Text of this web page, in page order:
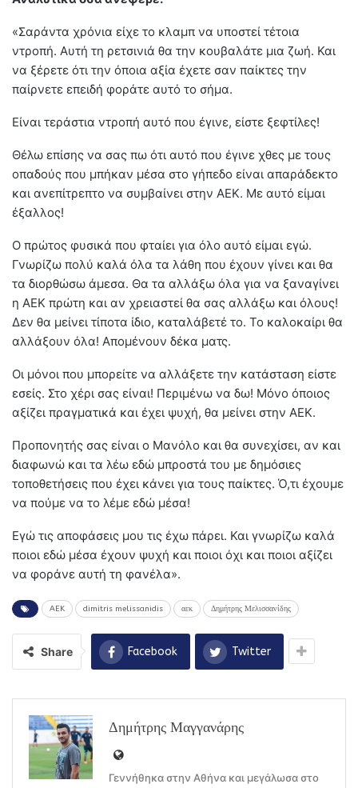
«Σαράντα χρόνια είχε το κλαμπ να υποστεί τέτοια
ντροπή. Αυτή τη ρετσινιά θα την κουβαλάτε μια ζωή. Και
να ξέρετε ότι την όποια αξία έχετε σαν παίκτες την
παίρνετε επειδή φοράτε αυτό το σήμα.
Είναι τεράστια ντροπή αυτό που έγινε, είστε ξεφτίλες!
Θέλω επίσης να σας πω ότι αυτό που έγινε χθες με τους
οπαδούς που μπήκαν μέσα στο γήπεδο είναι απαράδεκτο
και ανεπίτρεπτο να συμβαίνει στην ΑΕΚ. Με αυτό είμαι
έξαλλος!
Ο πρώτος φυσικά που φταίει για όλο αυτό είμαι εγώ.
Γνωρίζω πολύ καλά όλα τα λάθη που έχουν γίνει και θα
τα διορθώσω άμεσα. Θα τα αλλάξω όλα για να ξαναγίνει
η ΑΕΚ πρώτη και αν χρειαστεί θα σας αλλάξω και όλους!
Δεν θα μείνει τίποτα ίδιο, καταλάβετέ το. Το καλοκαίρι θα
αλλάξουν όλα! Απομένουν δέκα ματς.
Οι μόνοι που μπορείτε να αλλάξετε την κατάσταση είστε
εσείς. Στο χέρι σας είναι! Περιμένω να δω! Μόνο όποιος
αξίζει πραγματικά και έχει ψυχή, θα μείνει στην ΑΕΚ.
Προπονητής σας είναι ο Μανόλο και θα συνεχίσει, αν και
διαφωνώ και τα λέω εδώ μπροστά του με δημόσιες
τοποθετήσεις που έχει κάνει για τους παίκτες. Ό,τι έχουμε
να πούμε να το λέμε εδώ μέσα!
Εγώ τις αποφάσεις μου τις έχω πάρει. Και γνωρίζω καλά
ποιοι εδώ μέσα έχουν ψυχή και ποιοι όχι και ποιοι αξίζει
να φοράνε αυτή τη φανέλα».
AEK dimitris melissanidis αεκ Δημήτρης Μελισσανίδης
Share Facebook Twitter
Δημήτρης Μαγγανάρης
Γεννήθηκα στην Αθήνα και μεγάλωσα στο